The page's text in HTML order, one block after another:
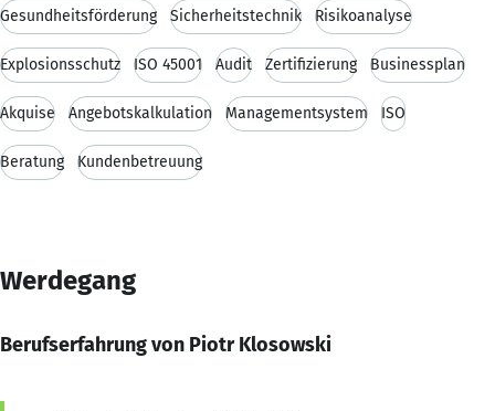
Gesundheitsförderung Sicherheitstechnik Risikoanalyse
Explosionsschutz ISO 45001 Audit Zertifizierung Businessplan
Akquise Angebotskalkulation Managementsystem ISO
Beratung Kundenbetreuung
Werdegang
Berufserfahrung von Piotr Klosowski